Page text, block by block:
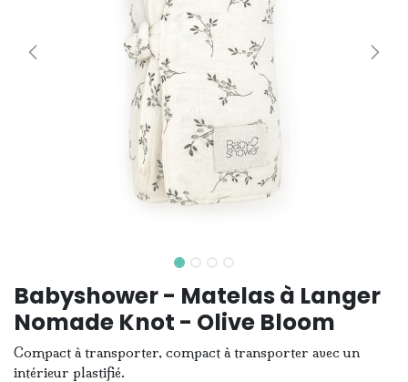
Babyshower - Matelas à Langer
Nomade Knot - Olive Bloom
Compact à transporter, compact à transporter avec un
intérieur plastifié.